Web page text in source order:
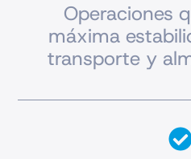
Operaciones
máxima
transporte y